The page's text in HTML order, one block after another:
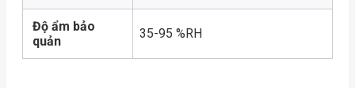
Độ ẩm bảo
quản
35-95 %RH